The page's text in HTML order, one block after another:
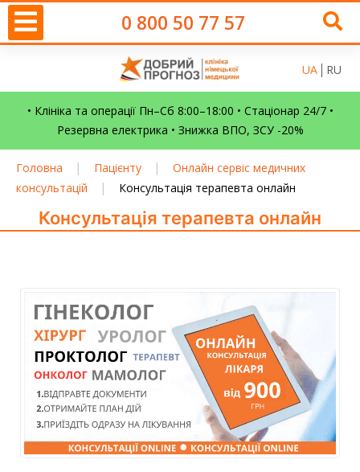
0 800 50 77 57
UA RU
• Клініка та операції Пн–Сб 8:00–18:00 • Стаціонар 24/7 •
Резервна електрика • Знижка ВПО, ЗСУ -20%
Головна | Пацієнту |
Онлайн сервіс медичних
консультацій
| Консультація терапевта онлайн
Консультація терапевта онлайн